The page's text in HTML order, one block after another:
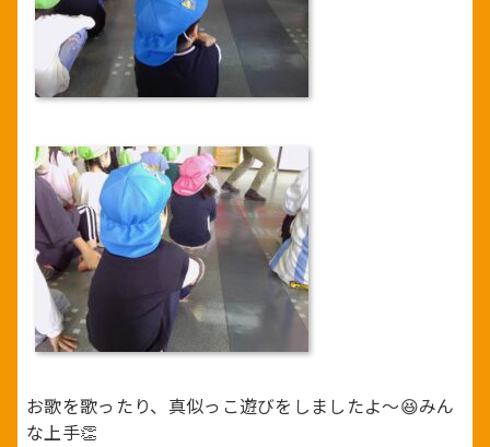
お歌を歌ったり、真似っこ遊びをしましたよ～😆みん
な上手👏